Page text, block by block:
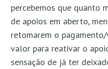
percebemos que quanto
de apoios em aberto,
retomarem o
valor para reativar o
sensação de já ter